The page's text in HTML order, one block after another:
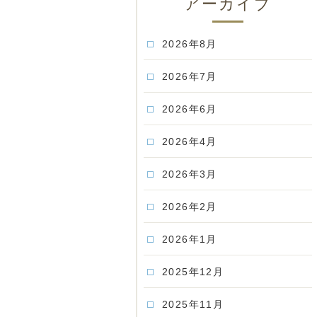
アーカイブ
2026年8月
2026年7月
2026年6月
2026年4月
2026年3月
2026年2月
2026年1月
2025年12月
2025年11月